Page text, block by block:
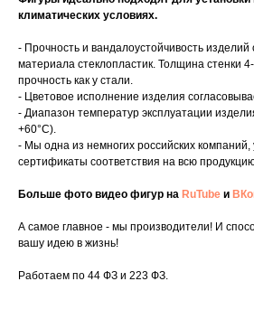
климатических условиях.
- Прочность и вандалоустойчивость изделий
материала стеклопластик. Толщина стенки
прочность как у стали.
- Цветовое исполнение изделия
- Диапазон температур эксплуатации
+60°C).
- Мы одна из немногих российских компаний,
сертификаты соответствия на всю
Больше фото видео фигур на RuTube и
А самое главное - мы производители! И
вашу идею в жизнь!
Работаем по 44 ФЗ и 223 ФЗ.